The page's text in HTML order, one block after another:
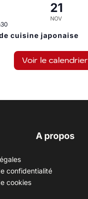
21
NOV
cuisine japonaise
Voir le calendrier
A propos
confidentialité
cookies